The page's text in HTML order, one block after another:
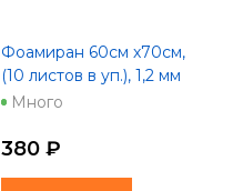
Фоамиран 60см х70см,
(10 листов в уп.), 1,2 мм
сиреневый (1073)
Много
380 ₽